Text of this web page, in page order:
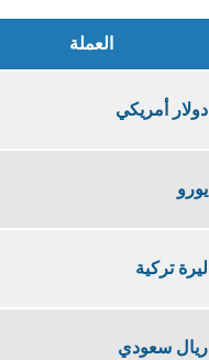
العملة
دولار أمريكي
يورو
ليرة تركية
ريال سعودي